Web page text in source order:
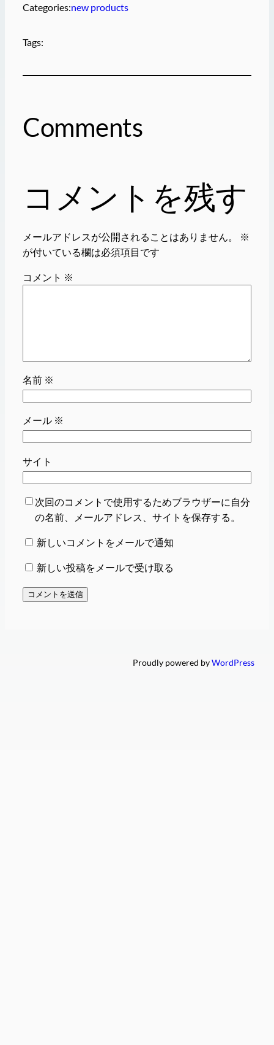
Categories:new products
Tags:
Comments
コメントを残す
メールアドレスが公開されることはありません。
※
が付いている欄は必須項目です
コメント ※
名前 ※
メール ※
サイト
次回のコメントで使用するためブラウザーに自分
の名前、メールアドレス、サイトを保存する。
新しいコメントをメールで通知
新しい投稿をメールで受け取る
Proudly powered byWordPress